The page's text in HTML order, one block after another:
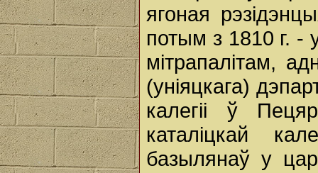
ягоная
потым з 1810 г. -
мітрапалітам,
(уніяцкага)
калегіі ў
каталіцкай
базылянаў у